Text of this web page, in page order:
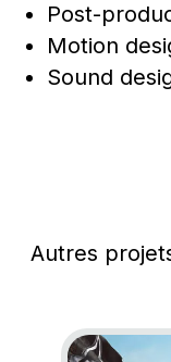
Post-
Motion
Sound
Autres
Go to